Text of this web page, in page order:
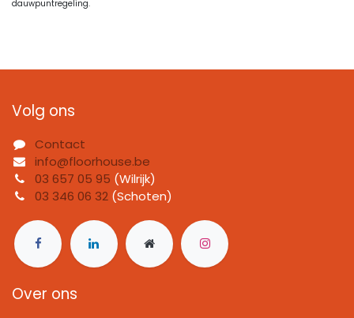
dauwpuntregeling.
Volg ons
Contact
info@floorhouse.be
03 657 05 95 (Wilrijk)
03 346 06 32 (Schoten)
Over ons